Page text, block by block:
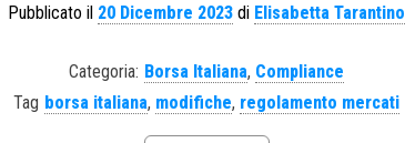
Pubblicato il 20 Dicembre 2023 di Elisabetta Tarantino
Categoria: Borsa Italiana, Compliance
Tag borsa italiana, modifiche, regolamento mercati